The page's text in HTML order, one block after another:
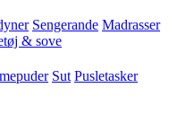
Sengerande Madrasser
& sove
Sut Pusletasker